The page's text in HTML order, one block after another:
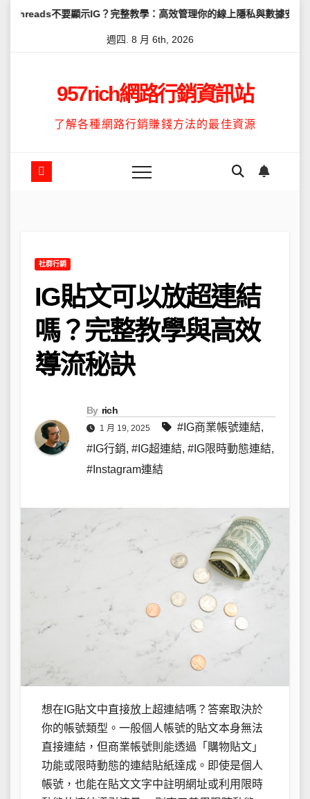
Skip
要顯示IG？完整教學：高效管理你的線上隱私與數據安全 怎麼
週四. 8 月 6th, 2026
957rich網路行銷資訊站
了解各種網路行銷賺錢方法的最佳資源
社群行銷
IG貼文可以放超連結
嗎？完整教學與高效
導流秘訣
By rich
1 月 19, 2025 #IG商業帳號連結,
#IG行銷, #IG超連結, #IG限時動態連結,
#Instagram連結
想在IG貼文中直接放上超連結嗎？答案取決於
你的帳號類型。一般個人帳號的貼文本身無法
直接連結，但商業帳號則能透過「購物貼文」
功能或限時動態的連結貼紙達成。即使是個人
帳號，也能在貼文文字中註明網址或利用限時